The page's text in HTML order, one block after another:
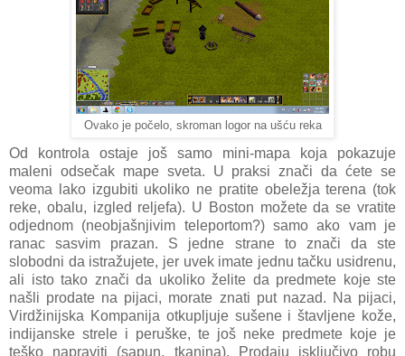
Ovako je počelo, skroman logor na ušću reka
Od kontrola ostaje još samo mini-mapa koja pokazuje
maleni odsečak mape sveta. U praksi znači da ćete se
veoma lako izgubiti ukoliko ne pratite obeležja terena (tok
reke, obalu, izgled reljefa). U Boston možete da se vratite
odjednom (neobjašnjivim teleportom?) samo ako vam je
ranac sasvim prazan. S jedne strane to znači da ste
slobodni da istražujete, jer uvek imate jednu tačku usidrenu,
ali isto tako znači da ukoliko želite da predmete koje ste
našli prodate na pijaci, morate znati put nazad. Na pijaci,
Virdžinijska Kompanija otkupljuje sušene i štavljene kože,
indijanske strele i peruške, te još neke predmete koje je
teško napraviti (sapun, tkanina). Prodaju isključivo robu